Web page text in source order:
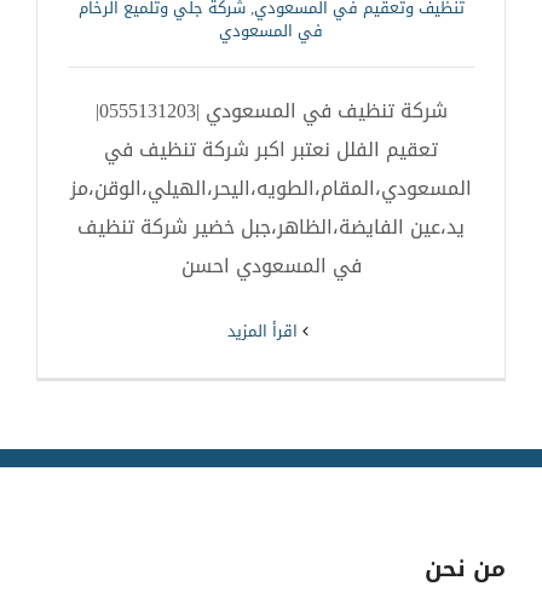
تنظيف وتعقيم في المسعودي,شركة جلي وتلميع الرخام
في المسعودي
شركة تنظيف في المسعودي |0555131203|
تعقيم الفلل نعتبر اكبر شركة تنظيف في
المسعودي،المقام،الطويه،اليحر،الهيلي،الوقن،مز
يد،عين الفايضة،الظاهر،جبل خضير شركة تنظيف
في المسعودي احسن
من نحن